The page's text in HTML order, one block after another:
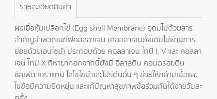
รายละเอียดสินค้า
ผงเยื่อหุ้มเปลือกไข่ (Egg shell Membrane) อุดมไปด้วยสาร
สำคัญจำพวกเนทีฟคอลลาเจน (คอลลาเจนดั้งเดิมไม่ผ่านการ
ย่อยด้วยเอนไซม์) ประกอบด้วย คอลลาเจน ไทป์ I, V และ คอลลา
เจน ไทป์ X ที่หายากอกจากนี้ยังมี อีลาสติน คอนดรอยติน
ซัลเฟต เคราแทน ไลโซไซม์ และโปรตีนอื่น ๆ ช่วยให้กล้ามเนื้อและ
ไขข้อมีความยืดหยุ่น และแก้ปัญหาสุขภาพข้อร่วมกันได้ง่ายวันละ